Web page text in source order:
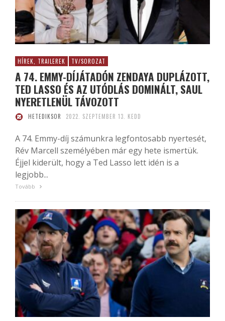
HÍREK, TRAILEREK TV/SOROZAT
A 74. EMMY-DÍJÁTADÓN ZENDAYA DUPLÁZOTT,
TED LASSO ÉS AZ UTÓDLÁS DOMINÁLT, SAUL
NYERETLENÜL TÁVOZOTT
HETEDIKSOR 2022. SZEPTEMBER 13. KEDD
A 74. Emmy-díj számunkra legfontosabb nyertesét,
Rév Marcell személyében már egy hete ismertük.
Éjjel kiderült, hogy a Ted Lasso lett idén is a
legjobb...
Tovább